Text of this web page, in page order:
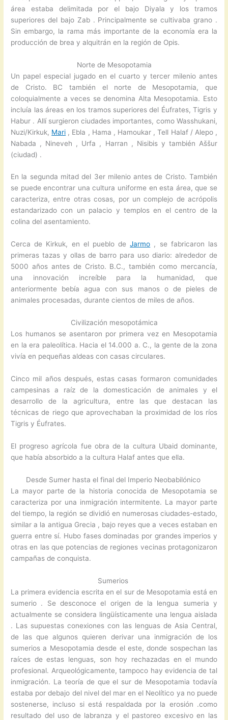
área estaba delimitada por el bajo Diyala y los tramos
superiores del bajo Zab . Principalmente se cultivaba grano .
Sin embargo, la rama más importante de la economía era la
producción de brea y alquitrán en la región de Opis.
Norte de Mesopotamia
Un papel especial jugado en el cuarto y tercer milenio antes
de Cristo. BC también el norte de Mesopotamia, que
coloquialmente a veces se denomina Alta Mesopotamia. Esto
incluía las áreas en los tramos superiores del Éufrates, Tigris y
Habur . Allí surgieron ciudades importantes, como Wasshukani,
Nuzi/Kirkuk, Mari , Ebla , Hama , Hamoukar , Tell Halaf / Alepo ,
Nabada , Nineveh , Urfa , Harran , Nisibis y también Aššur
(ciudad) .
En la segunda mitad del 3er milenio antes de Cristo. También
se puede encontrar una cultura uniforme en esta área, que se
caracteriza, entre otras cosas, por un complejo de acrópolis
estandarizado con un palacio y templos en el centro de la
colina del asentamiento.
Cerca de Kirkuk, en el pueblo deJarmo , se fabricaron las
primeras tazas y ollas de barro para uso diario: alrededor de
5000 años antes de Cristo. B.C., también como mercancía,
una innovación increíble para la humanidad, que
anteriormente bebía agua con sus manos o de pieles de
animales procesadas, durante cientos de miles de años.
Civilización mesopotámica
Los humanos se asentaron por primera vez en Mesopotamia
en la era paleolítica. Hacia el 14.000 a. C., la gente de la zona
vivía en pequeñas aldeas con casas circulares.
Cinco mil años después, estas casas formaron comunidades
campesinas a raíz de la domesticación de animales y el
desarrollo de la agricultura, entre las que destacan las
técnicas de riego que aprovechaban la proximidad de los ríos
Tigris y Éufrates.
El progreso agrícola fue obra de la cultura Ubaid dominante,
que había absorbido a la cultura Halaf antes que ella.
Desde Sumer hasta el final del Imperio Neobabilónico
La mayor parte de la historia conocida de Mesopotamia se
caracteriza por una inmigración intermitente. La mayor parte
del tiempo, la región se dividió en numerosas ciudades-estado,
similar a la antigua Grecia , bajo reyes que a veces estaban en
guerra entre sí. Hubo fases dominadas por grandes imperios y
otras en las que potencias de regiones vecinas protagonizaron
campañas de conquista.
Sumerios
La primera evidencia escrita en el sur de Mesopotamia está en
sumerio . Se desconoce el origen de la lengua sumeria y
actualmente se considera lingüísticamente una lengua aislada
. Las supuestas conexiones con las lenguas de Asia Central,
de las que algunos quieren derivar una inmigración de los
sumerios a Mesopotamia desde el este, donde sospechan las
raíces de estas lenguas, son hoy rechazadas en el mundo
profesional. Arqueológicamente, tampoco hay evidencia de tal
inmigración. La teoría de que el sur de Mesopotamia todavía
estaba por debajo del nivel del mar en el Neolítico ya no puede
sostenerse, incluso si está respaldada por la erosión .como
resultado del uso de labranza y el pastoreo excesivo en las